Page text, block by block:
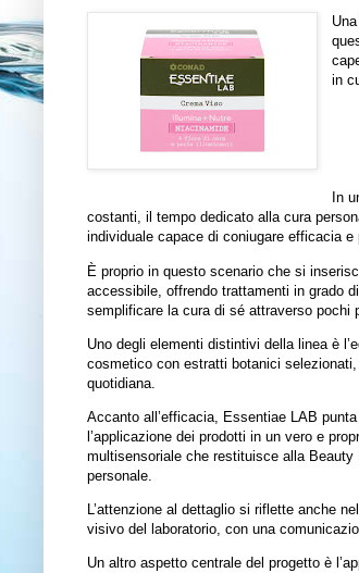
Una
in
In
costanti, il tempo dedicato alla cura
individuale capace di coniugare efficacia
È proprio in questo scenario che si
accessibile, offrendo trattamenti in grado
semplificare la cura di sé attraverso pochi
Uno degli elementi distintivi della linea è
cosmetico con estratti botanici
quotidiana.
Accanto all’efficacia, Essentiae LAB
l’applicazione dei prodotti in un vero e
multisensoriale che restituisce alla
personale.
L’attenzione al dettaglio si riflette anche nel
visivo del laboratorio, con una
Un altro aspetto centrale del progetto è